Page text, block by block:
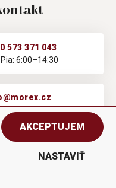
573 371 043
6:00–14:30
6:00–14:30
AKCEPTUJEM
NASTAVIŤ